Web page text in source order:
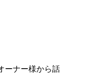
ーナー様から話